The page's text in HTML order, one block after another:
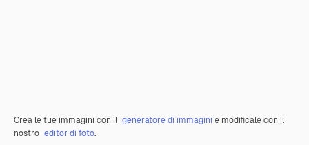
Crea le tue immagini con il generatore di immagini e modificale con il
nostro editor di foto.